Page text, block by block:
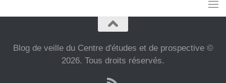
Blog de veille du Centre d'études et de prospective ©
2026. Tous droits réservés.